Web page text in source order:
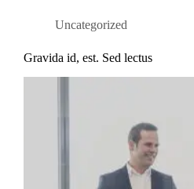
Uncategorized
Gravida id, est. Sed lectus